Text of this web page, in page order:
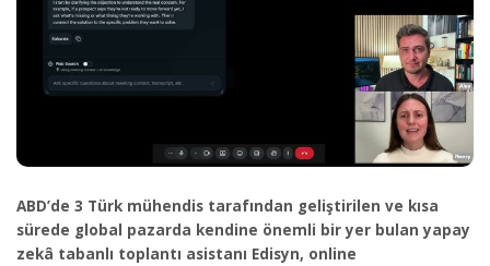
ABD’de 3 Türk mühendis tarafından geliştirilen ve kısa
sürede global pazarda kendine önemli bir yer bulan yapay
zekâ tabanlı toplantı asistanı Edisyn, online